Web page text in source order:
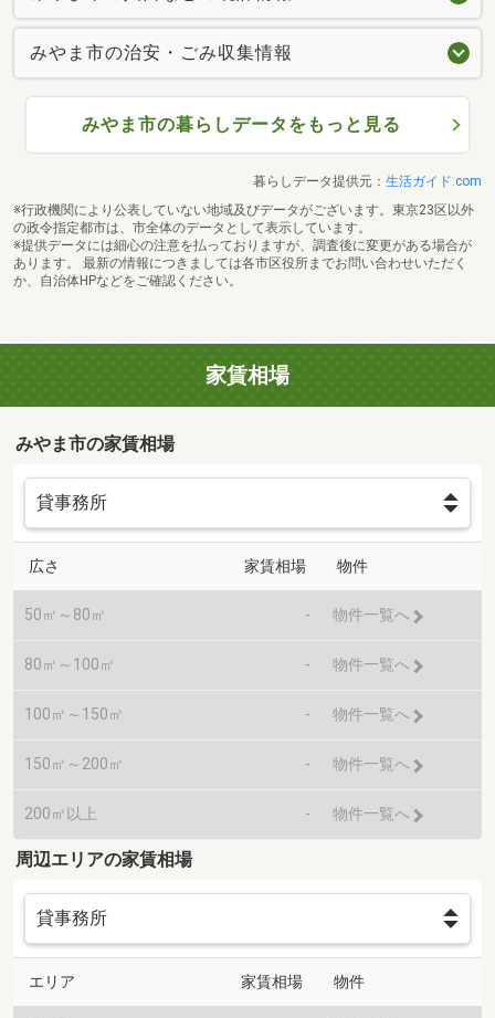
みやま市の治安・ごみ収集情報
みやま市の暮らしデータをもっと見る
暮らしデータ提供元： 生活ガイド.com
※行政機関により公表していない地域及びデータがございます。東京23区以外
の政令指定都市は、市全体のデータとして表示しています。
※提供データには細心の注意を払っておりますが、調査後に変更がある場合が
あります。 最新の情報につきましては各市区役所までお問い合わせいただく
か、自治体HPなどをご確認ください。
家賃相場
みやま市の家賃相場
広さ 家賃相場 物件
50㎡～80㎡ - 物件一覧へ
80㎡～100㎡ - 物件一覧へ
100㎡～150㎡ - 物件一覧へ
150㎡～200㎡ - 物件一覧へ
200㎡以上 - 物件一覧へ
周辺エリアの家賃相場
エリア 家賃相場 物件